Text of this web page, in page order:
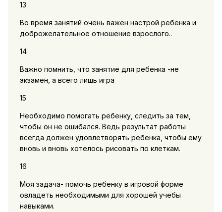
13
Во время занятий очень важен настрой ребенка и
доброжелательное отношение взрослого..
14
Важно помнить, что занятие для ребенка -не
экзамен, а всего лишь игра
15
Необходимо помогать ребенку, следить за тем,
чтобы он не ошибался. Ведь результат работы
всегда должен удовлетворять ребенка, чтобы ему
вновь и вновь хотелось рисовать по клеткам.
16
Моя задача- помочь ребенку в игровой форме
овладеть необходимыми для хорошей учебы
навыками.